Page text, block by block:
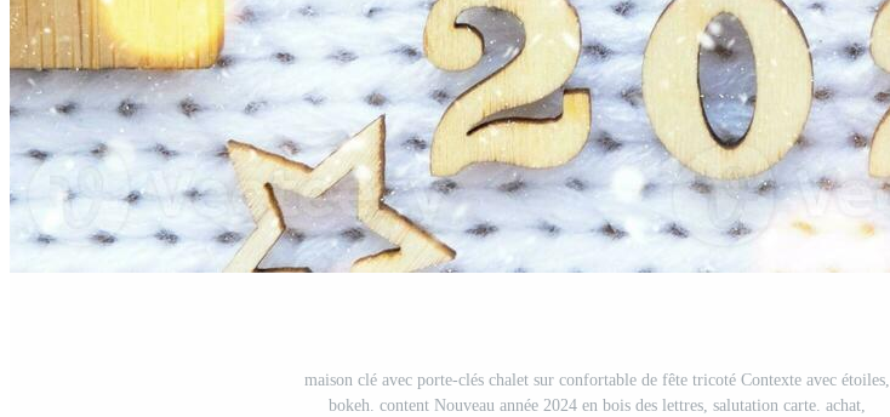
maison clé avec porte-clés chalet sur confortable de fête tricoté Contexte avec étoiles,
bokeh. content Nouveau année 2024 en bois des lettres, salutation carte. achat,